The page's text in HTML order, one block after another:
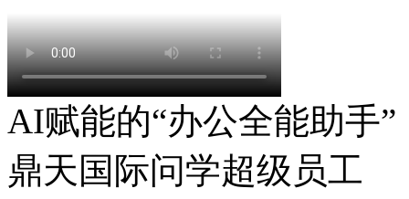
AI赋能的“办公全能助手”
鼎天国际问学超级员工